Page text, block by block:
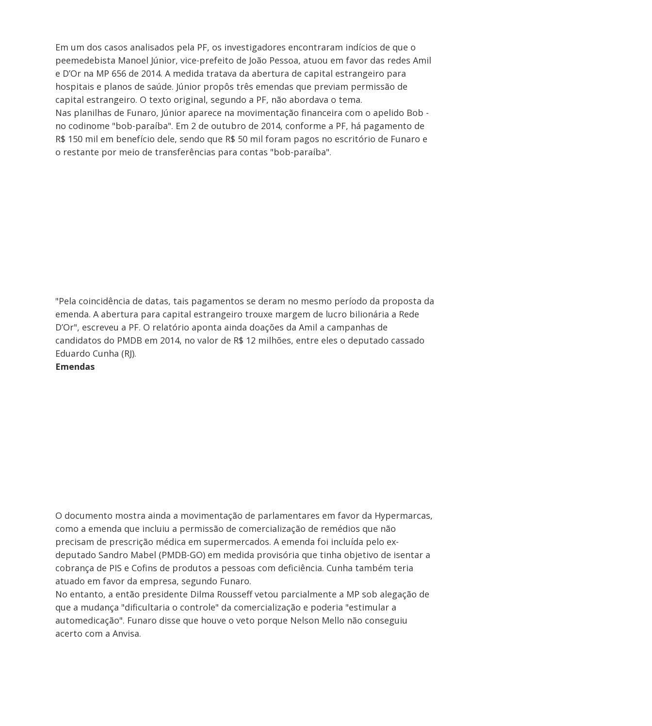
Em um dos casos analisados pela PF, os investigadores encontraram indícios de que o
peemedebista Manoel Júnior, vice-prefeito de João Pessoa, atuou em favor das redes Amil
e D’Or na MP 656 de 2014. A medida tratava da abertura de capital estrangeiro para
hospitais e planos de saúde. Júnior propôs três emendas que previam permissão de
capital estrangeiro. O texto original, segundo a PF, não abordava o tema.
Nas planilhas de Funaro, Júnior aparece na movimentação financeira com o apelido Bob -
no codinome "bob-paraíba". Em 2 de outubro de 2014, conforme a PF, há pagamento de
R$ 150 mil em benefício dele, sendo que R$ 50 mil foram pagos no escritório de Funaro e
o restante por meio de transferências para contas "bob-paraíba".
"Pela coincidência de datas, tais pagamentos se deram no mesmo período da proposta da
emenda. A abertura para capital estrangeiro trouxe margem de lucro bilionária a Rede
D’Or", escreveu a PF. O relatório aponta ainda doações da Amil a campanhas de
candidatos do PMDB em 2014, no valor de R$ 12 milhões, entre eles o deputado cassado
Eduardo Cunha (RJ).
Emendas
O documento mostra ainda a movimentação de parlamentares em favor da Hypermarcas,
como a emenda que incluiu a permissão de comercialização de remédios que não
precisam de prescrição médica em supermercados. A emenda foi incluída pelo ex-
deputado Sandro Mabel (PMDB-GO) em medida provisória que tinha objetivo de isentar a
cobrança de PIS e Cofins de produtos a pessoas com deficiência. Cunha também teria
atuado em favor da empresa, segundo Funaro.
No entanto, a então presidente Dilma Rousseff vetou parcialmente a MP sob alegação de
que a mudança "dificultaria o controle" da comercialização e poderia "estimular a
automedicação". Funaro disse que houve o veto porque Nelson Mello não conseguiu
acerto com a Anvisa.